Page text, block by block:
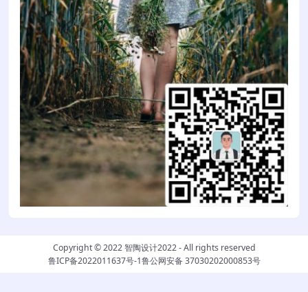
Copyright © 2022智陶设计2022- All rights reserved
鲁ICP备2022011637号-1鲁公网安备 37030202000853号